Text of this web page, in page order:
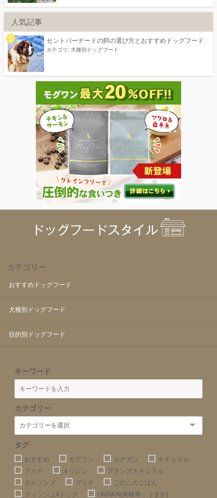
人気記事
セントバーナードの餌の選び方とおすすめドッグフード
カテゴリ: 犬種別ドッグフード
カテゴリー
おすすめドッグフード
犬種別ドッグフード
目的別ドッグフード
キーワード
カテゴリー
タグ
おすすめ モグワン カナガン
ナチュロル
アカナ
オリジン
アランズナチュラル
ネルソンズ
ブッチ
このこのごはん
フィッシュ4ドッグ
UMAKA(美味華：うまか)